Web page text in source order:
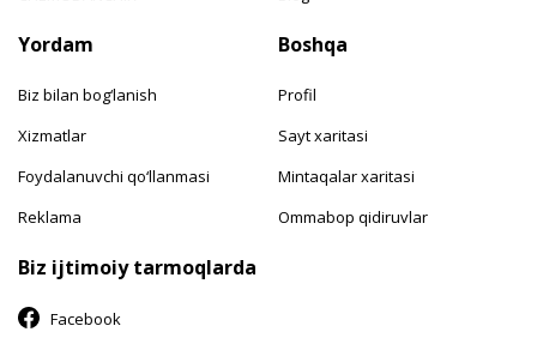
Yordam
Biz bilan bog‘lanish
Xizmatlar
Foydalanuvchi qo‘llanmasi
Reklama
Boshqa
Profil
Sayt xaritasi
Mintaqalar xaritasi
Ommabop qidiruvlar
Biz ijtimoiy tarmoqlarda
Facebook